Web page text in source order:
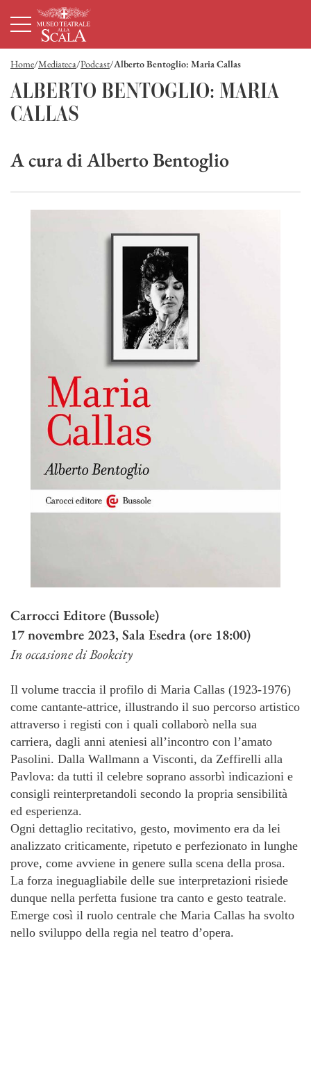
HomepageMenù principale
Home Mediateca Podcast Alberto Bentoglio: Maria Callas
Alberto Bentoglio: Maria Callas
ALBERTO BENTOGLIO: MARIA
CALLAS
A cura di Alberto Bentoglio
Carrocci Editore (Bussole)
17 novembre 2023, Sala Esedra (ore 18:00)
In occasione di Bookcity
Il volume traccia il profilo di Maria Callas (1923-1976)
come cantante-attrice, illustrando il suo percorso artistico
attraverso i registi con i quali collaborò nella sua
carriera, dagli anni ateniesi all’incontro con l’amato
Pasolini. Dalla Wallmann a Visconti, da Zeffirelli alla
Pavlova: da tutti il celebre soprano assorbì indicazioni e
consigli reinterpretandoli secondo la propria sensibilità
ed esperienza.
Ogni dettaglio recitativo, gesto, movimento era da lei
analizzato criticamente, ripetuto e perfezionato in lunghe
prove, come avviene in genere sulla scena della prosa.
La forza ineguagliabile delle sue interpretazioni risiede
dunque nella perfetta fusione tra canto e gesto teatrale.
Emerge così il ruolo centrale che Maria Callas ha svolto
nello sviluppo della regia nel teatro d’opera.